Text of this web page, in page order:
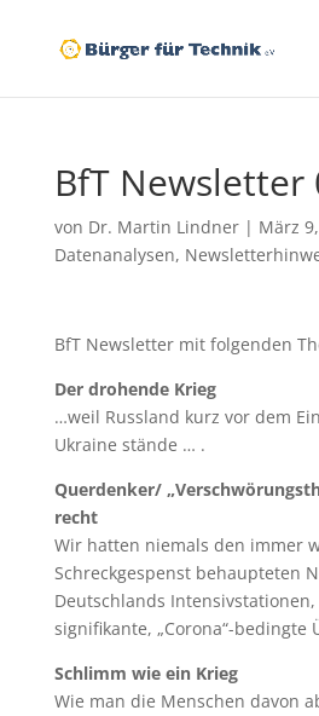
BfT Newsletter
von Dr. Martin Lindner| März
Datenanalysen,
BfT Newsletter mit folgenden
Der drohende Krieg
…weil Russland kurz vor dem
Ukraine stände … .
Querdenker/
recht
Wir hatten niemals den immer
Schreckgespenst behaupteten
Deutschlands
signifikante, „Corona“-bedingte
Schlimm wie ein Krieg
Wie man die Menschen davon